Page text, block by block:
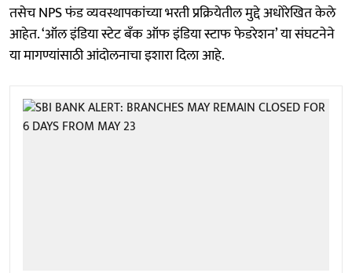
तसेच NPS फंड व्यवस्थापकांच्या भरती प्रक्रियेतील मुद्दे अधोरेखित केले
आहेत. ‘ऑल इंडिया स्टेट बँक ऑफ इंडिया स्टाफ फेडरेशन’ या संघटनेने
या मागण्यांसाठी आंदोलनाचा इशारा दिला आहे.